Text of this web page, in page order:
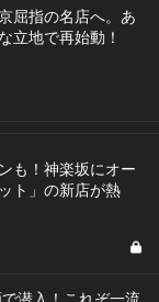
屈指の名店へ。あ
立地で再始動！
も！神楽坂にオー
ト」の新店が熱